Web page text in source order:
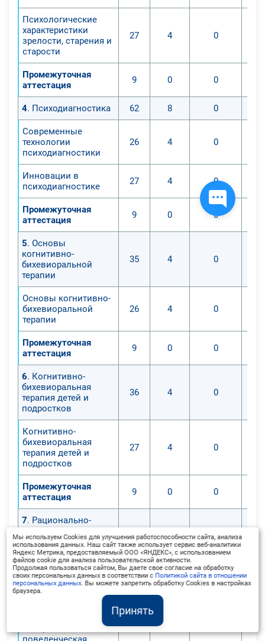
Психологические
характеристики
зрелости, старения и
старости
27 4 0
Промежуточная
аттестация
9 0 0
4. Психодиагностика 62 8 0
Современные
технологии
психодиагностики
26 4 0
Инновации в
психодиагностике
27 4 0
Промежуточная
аттестация
9 0 0
5. Основы
когнитивно-
бихевиоральной
терапии
35 4 0
Основы когнитивно-
бихевиоральной
терапии
26 4 0
Промежуточная
аттестация
9 0 0
6. Когнитивно-
бихевиоральная
терапия детей и
подростков
36 4 0
Когнитивно-
бихевиоральная
терапия детей и
подростков
27 4 0
Промежуточная
аттестация
9 0 0
7. Рационально-
эмоционально-
поведенческая
терапия (РЭПТ) как
модификация
когнитивно-
бихевиоральной
терапии (КБТ)
35 4 0
Принять
Мы используем Cookies для улучшения работоспособности сайта, анализа
использования данных. Наш сайт также использует сервис веб-аналитики
Яндекс Метрика, предоставляемый ООО «ЯНДЕКС», с использованием
файлов cookie для анализа пользовательской активности.
Продолжая пользоваться сайтом, Вы даете свое согласие на обработку
своих персональных данных в соответствии с Политикой сайта в отношении
персональных данных. Вы можете запретить обработку Cookies в настройках
браузера.